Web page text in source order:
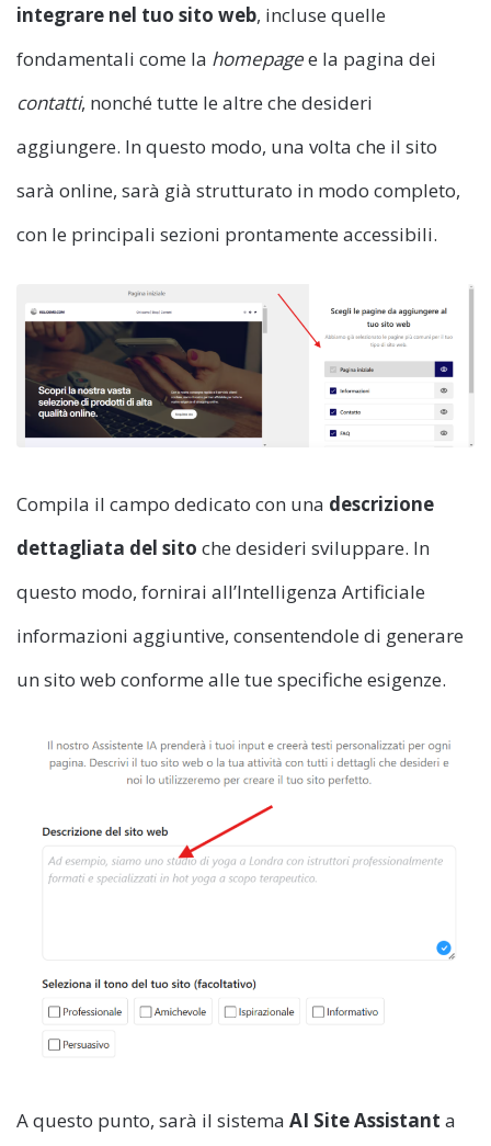
integrare nel tuo sito web, incluse quelle
fondamentali come la homepagee la pagina dei
contatti, nonché tutte le altre che desideri
aggiungere. In questo modo, una volta che il sito
sarà online, sarà già strutturato in modo completo,
con le principali sezioni prontamente accessibili.
Compila il campo dedicato con una descrizione
dettagliata del sito che desideri sviluppare. In
questo modo, fornirai all’Intelligenza Artificiale
informazioni aggiuntive, consentendole di generare
un sito web conforme alle tue specifiche esigenze.
A questo punto, sarà il sistema AI Site Assistant a